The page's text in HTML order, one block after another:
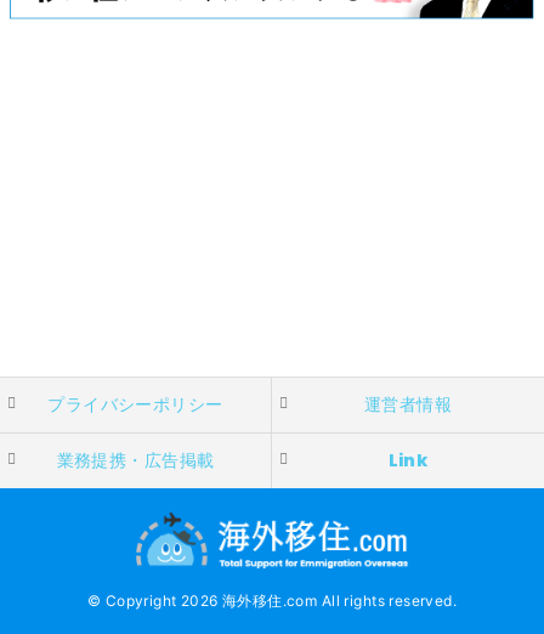
プライバシーポリシー 運営者情報
業務提携・広告掲載 Link
© Copyright 2026 海外移住.com All rights reserved.